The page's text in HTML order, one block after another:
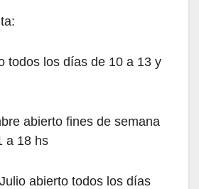
todos los días de 10 a 13 y
abierto fines de semana
a 18 hs
abierto todos los días